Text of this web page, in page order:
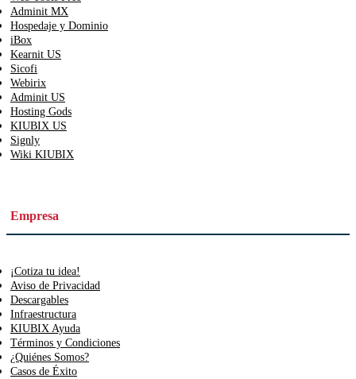
Adminit MX
Hospedaje y Dominio
iBox
Kearnit US
Sicofi
Webirix
Adminit US
Hosting Gods
KIUBIX US
Signly
Wiki KIUBIX
Empresa
¡Cotiza tu idea!
Aviso de Privacidad
Descargables
Infraestructura
KIUBIX Ayuda
Términos y Condiciones
¿Quiénes Somos?
Casos de Éxito